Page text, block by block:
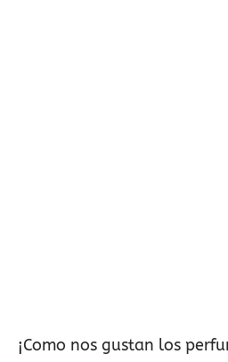
¡Como nos gustan los